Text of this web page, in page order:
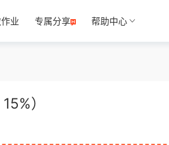
业 专属分享 帮助中心
）